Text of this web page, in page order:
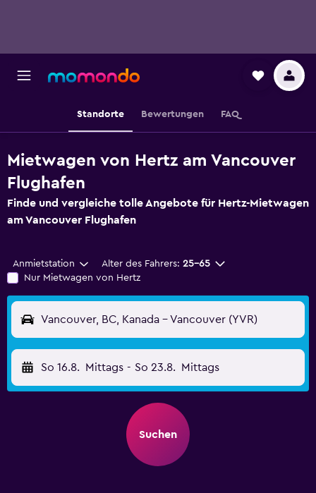
Standorte Bewertungen FAQ
Mietwagen von Hertz am Vancouver
Flughafen
Finde und vergleiche tolle Angebote für Hertz-Mietwagen
am Vancouver Flughafen
Anmietstation Alter des Fahrers: 25-65
Nur Mietwagen von Hertz
Vancouver, BC, Kanada - Vancouver (YVR)
So 16.8. Mittags - So 23.8. Mittags
Suchen